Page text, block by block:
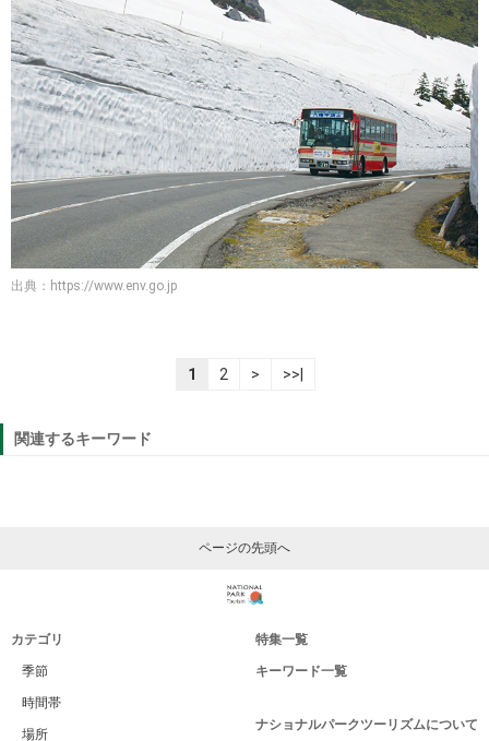
出典： https://www.env.go.jp
1 2 > >>|
関連するキーワード
ページの先頭へ
カテゴリ
季節
時間帯
場所
特集一覧
キーワード一覧
ナショナルパークツーリズムについて